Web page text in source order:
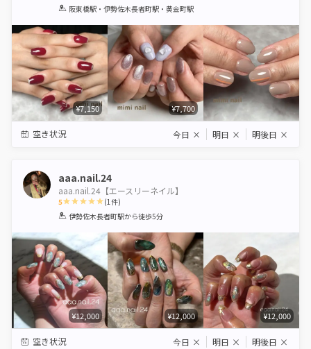
1 2 3 4 5
阪東橋駅・伊勢佐木長者町駅・黄金町駅
¥7,150 ¥7,700
空き状況 今日 × 明日 × 明後日 ×
aaa.nail.24
aaa.nail.24【エースリーネイル】
5
1 2 3 4 5
(1件)
伊勢佐木長者町駅から徒歩5分
¥12,000 ¥12,000 ¥12,000
空き状況 今日 × 明日 × 明後日 ×